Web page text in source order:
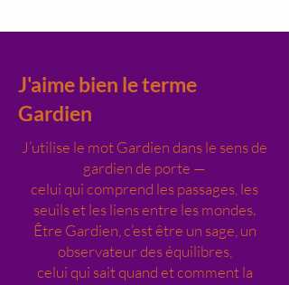
J'aime bien le terme
Gardien
J’utilise le mot Gardien dans le sens de
gardien de porte —
celui qui comprend les passages, les
seuils et les liens entre les mondes.
Être Gardien, c’est être un sage, un
observateur des équilibres,
celui qui sait quand et comment la